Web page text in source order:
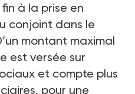
à la prise en
conjoint dans le
montant maximal
est versée sur
et compte plus
pour une